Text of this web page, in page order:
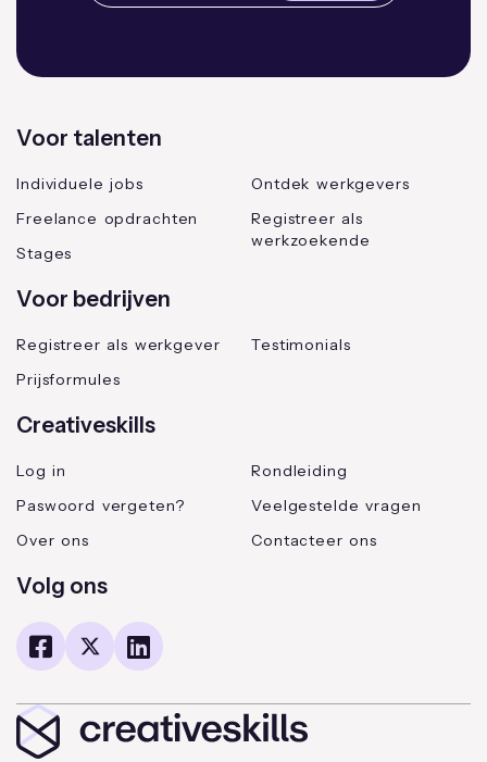
Voor talenten
Individuele jobs
Freelance opdrachten
Stages
Ontdek werkgevers
Registreer als
werkzoekende
Voor bedrijven
Registreer als werkgever
Prijsformules
Testimonials
Creativeskills
Log in
Paswoord vergeten?
Over ons
Rondleiding
Veelgestelde vragen
Contacteer ons
Volg ons